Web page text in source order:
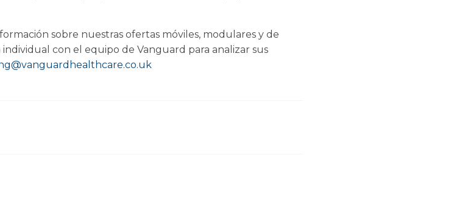
sobre nuestras ofertas móviles, modulares y de
con el equipo de Vanguard para analizar sus